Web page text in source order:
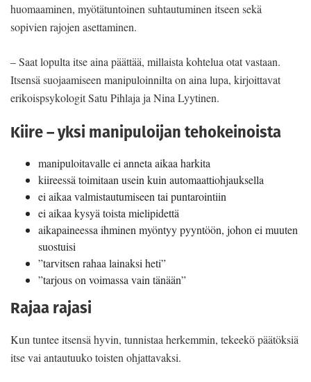
huomaaminen, myötätuntoinen suhtautuminen itseen sekä
sopivien rajojen asettaminen.
– Saat lopulta itse aina päättää, millaista kohtelua otat vastaan.
Itsensä suojaamiseen manipuloinnilta on aina lupa, kirjoittavat
erikoispsykologit Satu Pihlaja ja Nina Lyytinen.
Kiire – yksi manipuloijan tehokeinoista
manipuloitavalle ei anneta aikaa harkita
kiireessä toimitaan usein kuin automaattiohjauksella
ei aikaa valmistautumiseen tai puntarointiin
ei aikaa kysyä toista mielipidettä
aikapaineessa ihminen myöntyy pyyntöön, johon ei muuten
suostuisi
”tarvitsen rahaa lainaksi heti”
”tarjous on voimassa vain tänään”
Rajaa rajasi
Kun tuntee itsensä hyvin, tunnistaa herkemmin, tekeekö päätöksiä
itse vai antautuuko toisten ohjattavaksi.